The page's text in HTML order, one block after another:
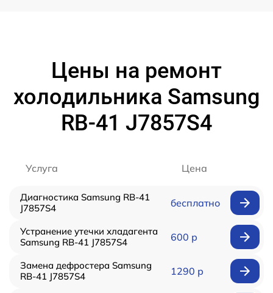
Цены на ремонт
холодильника Samsung
RB-41 J7857S4
Услуга Цена
Диагностика Samsung RB-41
J7857S4
бесплатно
Устранение утечки хладагента
Samsung RB-41 J7857S4
600 р
Замена дефростера Samsung
RB-41 J7857S4
1290 р